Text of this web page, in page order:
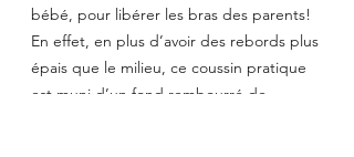
bébé, pour libérer les bras des parents!
En effet, en plus d’avoir des rebords plus
épais que le milieu, ce coussin pratique
est muni d’un fond rembourré de